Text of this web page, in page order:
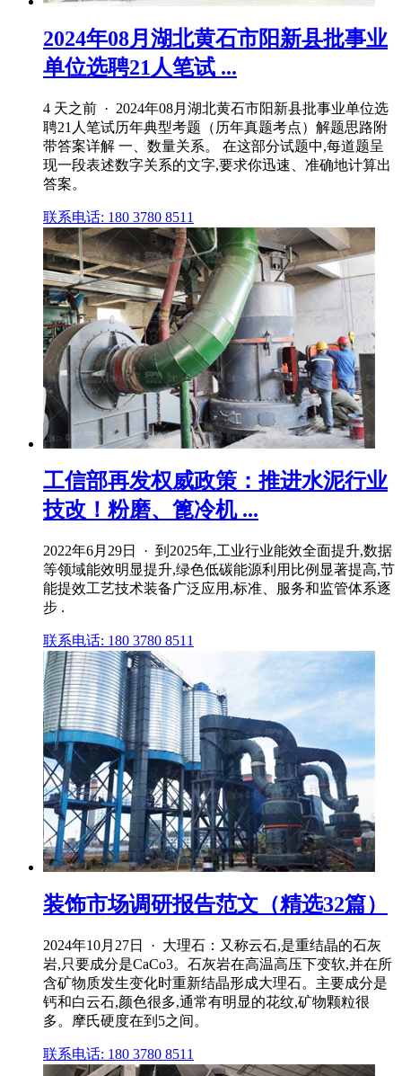
2024年08月湖北黄石市阳新县批事业
单位选聘21人笔试 ...
4 天之前 · 2024年08月湖北黄石市阳新县批事业单位选
聘21人笔试历年典型考题（历年真题考点）解题思路附
带答案详解 一、数量关系。 在这部分试题中,每道题呈
现一段表述数字关系的文字,要求你迅速、准确地计算出
答案。
联系电话: 180 3780 8511
工信部再发权威政策：推进水泥行业
技改！粉磨、篦冷机 ...
2022年6月29日 · 到2025年,工业行业能效全面提升,数据
等领域能效明显提升,绿色低碳能源利用比例显著提高,节
能提效工艺技术装备广泛应用,标准、服务和监管体系逐
步 .
联系电话: 180 3780 8511
装饰市场调研报告范文（精选32篇）
2024年10月27日 · 大理石：又称云石,是重结晶的石灰
岩,只要成分是CaCo3。石灰岩在高温高压下变软,并在所
含矿物质发生变化时重新结晶形成大理石。主要成分是
钙和白云石,颜色很多,通常有明显的花纹,矿物颗粒很
多。摩氏硬度在到5之间。
联系电话: 180 3780 8511